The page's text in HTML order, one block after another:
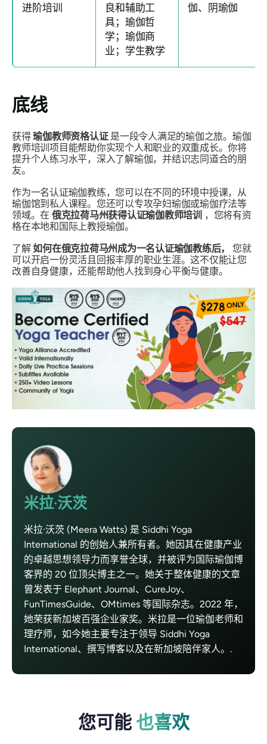
进阶培训
良和辅助工
具；瑜伽哲
学；瑜伽商
业；学生教学
伽、阴瑜伽
底线
获得瑜伽教师资格认证是一段令人满足的瑜伽之旅。瑜伽
教师培训项目能帮助你实现个人和职业的双重成长。你将
提升个人练习水平，深入了解瑜伽，并结识志同道合的朋
友。
作为一名认证瑜伽教练，您可以在不同的环境中授课，从
瑜伽馆到私人课程。您还可以专攻孕妇瑜伽或瑜伽疗法等
领域。在 俄克拉荷马州获得认证瑜伽教师培训 ，您将有资
格在本地和国际上教授瑜伽。
了解如何在俄克拉荷马州成为一名认证瑜伽教练后，
您就
可以开启一份灵活且回报丰厚的职业生涯。这不仅能让您
改善自身健康，还能帮助他人找到身心平衡与健康。
米拉·沃茨
米拉·沃茨 (Meera Watts) 是 Siddhi Yoga
International 的创始人兼所有者。她因其在健康产业
的卓越思想领导力而享誉全球，并被评为国际瑜伽博
客界的 20 位顶尖博主之一。她关于整体健康的文章
曾发表于 Elephant Journal、CureJoy、
FunTimesGuide、OMtimes 等国际杂志。2022 年，
她荣获新加坡百强企业家奖。米拉是一位瑜伽老师和
理疗师，如今她主要专注于领导 Siddhi Yoga
International、撰写博客以及在新加坡陪伴家人。.
您可能 也喜欢